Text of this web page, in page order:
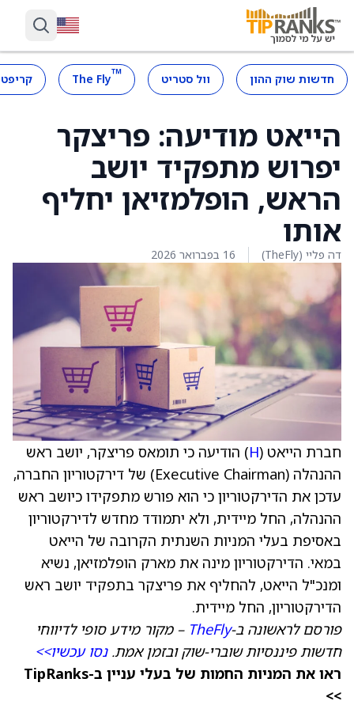
חדשות שוק ההון וול סטריט ™
The Fly
הייאט מודיעה: פריצקר
יפרוש מתפקיד יושב
הראש, הופלמזיאן יחליף
אותו
דה פליי (TheFly) 16 בפברואר 2026
חברת הייאט (H) הודיעה כי תומאס פריצקר, יושב ראש
ההנהלה (Executive Chairman) של דירקטוריון החברה,
עדכן את הדירקטוריון כי הוא פורש מתפקידו כיושב ראש
ההנהלה, החל מיידית, ולא יתמודד מחדש לדירקטוריון
באסיפת בעלי המניות השנתית הקרובה של הייאט
במאי. הדירקטוריון מינה את מארק הופלמזיאן, נשיא
ומנכ"ל הייאט, להחליף את פריצקר בתפקיד יושב ראש
הדירקטוריון, החל מיידית.
פורסם לראשונה ב-TheFly – מקור מידע סופי לדיווחי
חדשות פיננסיות שוברי-שוק ובזמן אמת.נסו עכשיו>>
ראו את המניות החמות של בעלי עניין ב-TipRanks
>>